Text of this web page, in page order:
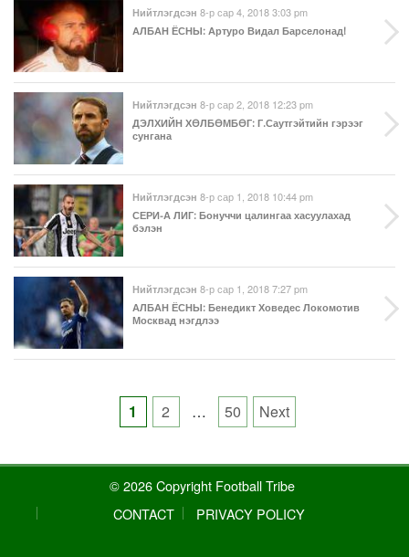
Нийтлэгдсэн 8-р сар 4, 2018 3:03 pm
АЛБАН ЁСНЫ: Артуро Видал Барселонад!
Нийтлэгдсэн 8-р сар 2, 2018 12:23 pm
ДЭЛХИЙН ХӨЛБӨМБӨГ: Г.Саутгэйтийн гэрээг
сунгана
Нийтлэгдсэн 8-р сар 1, 2018 10:44 pm
СЕРИ-А ЛИГ: Бонуччи цалингаа хасуулахад
бэлэн
Нийтлэгдсэн 8-р сар 1, 2018 7:27 pm
АЛБАН ЁСНЫ: Бенедикт Ховедес Локомотив
Москвад нэгдлээ
Posts
pagination
1 2 … 50 Next
© 2026 Copyright Football Tribe
CONTACT
PRIVACY POLICY